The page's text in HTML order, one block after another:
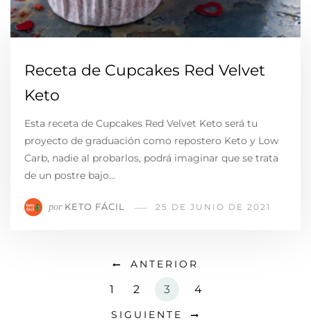
Receta de Cupcakes Red Velvet
Keto
Esta receta de Cupcakes Red Velvet Keto será tu
proyecto de graduación como repostero Keto y Low
Carb, nadie al probarlos, podrá imaginar que se trata
de un postre bajo…
por KETO FÁCIL 25 DE JUNIO DE 2021
ANTERIOR
1 2 3 4
SIGUIENTE